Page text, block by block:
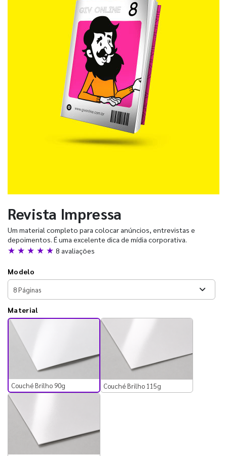
Revista Impressa
Um material completo para colocar anúncios, entrevistas e
depoimentos. É uma excelente dica de mídia corporativa.
★ ★ ★ ★ ★ 8 avaliações
Modelo
Material
Couché Brilho 90g Couché Brilho 115g